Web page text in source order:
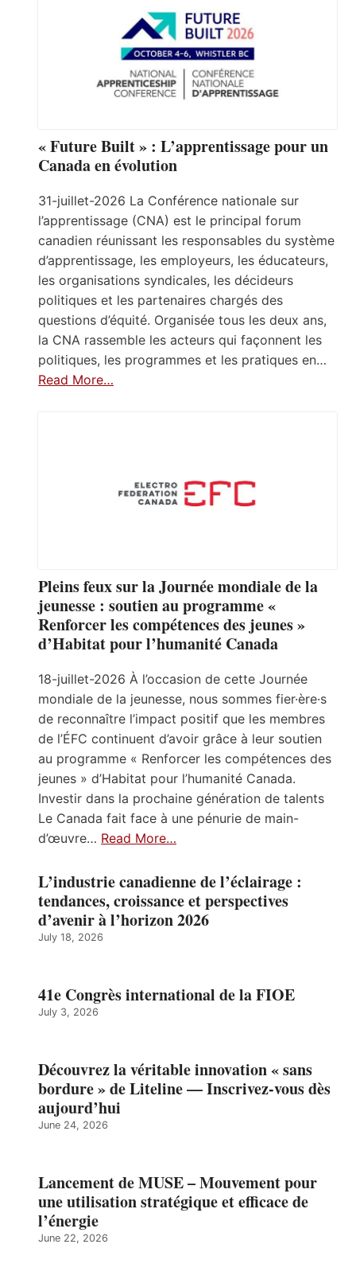
« Future Built » : L’apprentissage pour un
Canada en évolution
31-juillet-2026 La Conférence nationale sur
l’apprentissage (CNA) est le principal forum
canadien réunissant les responsables du système
d’apprentissage, les employeurs, les éducateurs,
les organisations syndicales, les décideurs
politiques et les partenaires chargés des
questions d’équité. Organisée tous les deux ans,
la CNA rassemble les acteurs qui façonnent les
politiques, les programmes et les pratiques en…
Read More…
Pleins feux sur la Journée mondiale de la
jeunesse : soutien au programme «
Renforcer les compétences des jeunes »
d’Habitat pour l’humanité Canada
18-juillet-2026 À l’occasion de cette Journée
mondiale de la jeunesse, nous sommes fier·ère·s
de reconnaître l’impact positif que les membres
de l’ÉFC continuent d’avoir grâce à leur soutien
au programme « Renforcer les compétences des
jeunes » d’Habitat pour l’humanité Canada.
Investir dans la prochaine génération de talents
Le Canada fait face à une pénurie de main-
d’œuvre… Read More…
L’industrie canadienne de l’éclairage :
tendances, croissance et perspectives
d’avenir à l’horizon 2026
July 18, 2026
41e Congrès international de la FIOE
July 3, 2026
Découvrez la véritable innovation « sans
bordure » de Liteline — Inscrivez-vous dès
aujourd’hui
June 24, 2026
Lancement de MUSE – Mouvement pour
une utilisation stratégique et efficace de
l’énergie
June 22, 2026